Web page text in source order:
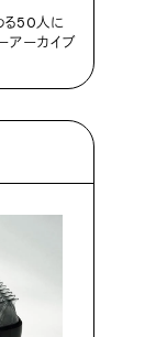
る50人に
アーカイブ